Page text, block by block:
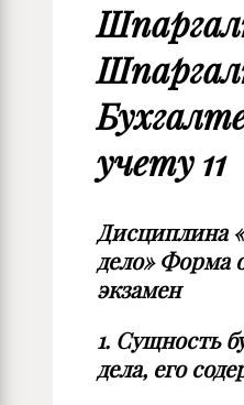
учету 11
Дисциплина
дело» Форма
экзамен
1. Сущность
дела, его